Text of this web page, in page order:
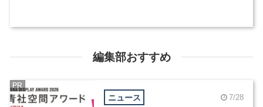
編集部おすすめ
ニュース 7/28
PR